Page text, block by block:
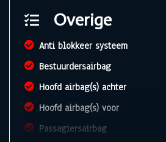
Overige
Anti blokkeer systeem
Bestuurdersairbag
Hoofd airbag(s) achter
Hoofd airbag(s) voor
Passagiersairbag